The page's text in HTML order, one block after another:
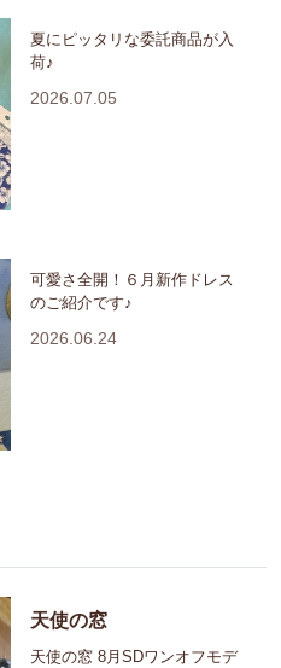
夏にピッタリな委託商品が入
荷♪
2026.07.05
可愛さ全開！６月新作ドレス
のご紹介です♪
2026.06.24
天使の窓
天使の窓 8月SDワンオフモデ